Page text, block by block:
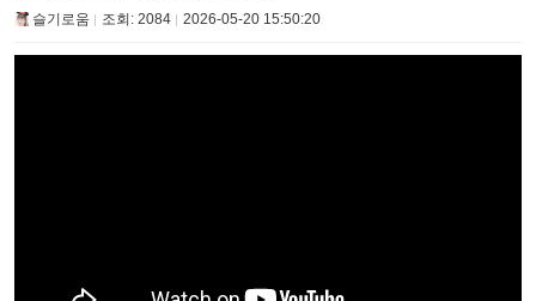
슬기로움 조회: 2084 2026-05-20 15:50:20